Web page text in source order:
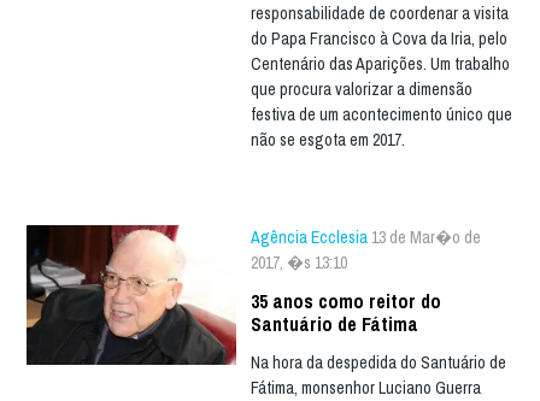
responsabilidade de coordenar a visita
do Papa Francisco à Cova da Iria, pelo
Centenário das Aparições. Um trabalho
que procura valorizar a dimensão
festiva de um acontecimento único que
não se esgota em 2017.
Agência Ecclesia 13 de Mar�o de
2017, �s 13:10
35 anos como reitor do
Santuário de Fátima
Na hora da despedida do Santuário de
Fátima, monsenhor Luciano Guerra